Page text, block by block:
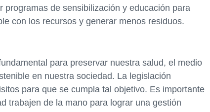
de sensibilización y educación para
con los recursos y generar menos residuos.
para preservar nuestra salud, el medio
en nuestra sociedad. La legislación
para que se cumpla tal objetivo. Es importante
trabajen de la mano para lograr una gestión